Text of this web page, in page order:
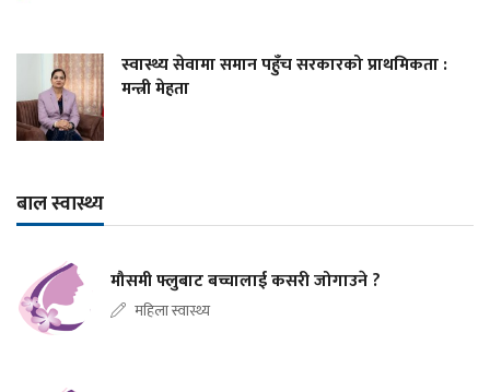
स्वास्थ्य सेवामा समान पहुँच सरकारको प्राथमिकता :
मन्त्री मेहता
बाल स्वास्थ्य
मौसमी फ्लुबाट बच्चालाई कसरी जोगाउने ?
महिला स्वास्थ्य